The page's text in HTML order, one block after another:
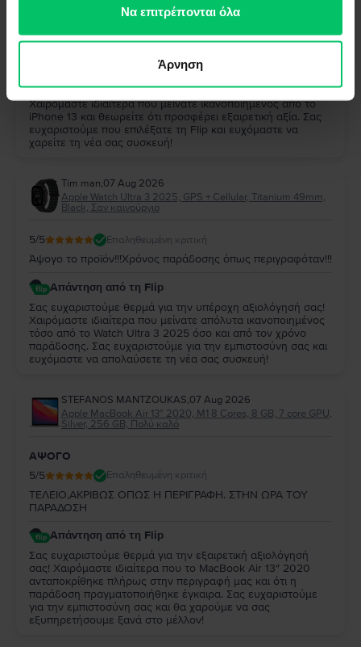
των υπηρεσιών τους.Να επιτρέπονται όλα
Άρνηση
Παρα πολυ καλο και αξιζει
Απάντηση από τη Flip
Σας ευχαριστούμε πολύ για την αξιολόγησή σας!
Χαιρόμαστε ιδιαίτερα που μείνατε ικανοποιημένος από το
iPhone 13 και θεωρείτε ότι προσφέρει εξαιρετική αξία. Σας
ευχαριστούμε που επιλέξατε τη Flip και ευχόμαστε να
χαρείτε τη νέα σας συσκευή!
Tim man,07 Aug 2026
Apple Watch Ultra 3 2025, GPS + Cellular, Titanium 49mm,
Black, Σαν καινούργιο
5/5 Επαληθευμένη κριτική
Άψογο το προϊόν!!!Χρόνος παράδοσης όπως περιγραφόταν!!!
Απάντηση από τη Flip
Σας ευχαριστούμε θερμά για την υπέροχη αξιολόγησή σας!
Χαιρόμαστε ιδιαίτερα που μείνατε απόλυτα ικανοποιημένος
τόσο από το Watch Ultra 3 2025 όσο και από τον χρόνο
παράδοσης. Σας ευχαριστούμε για την εμπιστοσύνη σας και
ευχόμαστε να απολαύσετε τη νέα σας συσκευή!
STEFANOS MANTZOUKAS,07 Aug 2026
Apple MacBook Air 13″ 2020, M1 8 Cores, 8 GB, 7 core GPU,
Silver, 256 GB, Πολύ καλό
ΑΨΟΓΟ
5/5 Επαληθευμένη κριτική
ΤΕΛΕΙΟ,ΑΚΡΙΒΩΣ ΟΠΩΣ Η ΠΕΡΙΓΡΑΦΗ. ΣΤΗΝ ΩΡΑ ΤΟΥ
ΠΑΡΑΔΟΣΗ
Απάντηση από τη Flip
Σας ευχαριστούμε θερμά για την εξαιρετική αξιολόγησή
σας! Χαιρόμαστε ιδιαίτερα που το MacBook Air 13″ 2020
ανταποκρίθηκε πλήρως στην περιγραφή μας και ότι η
παράδοση πραγματοποιήθηκε έγκαιρα. Σας ευχαριστούμε
για την εμπιστοσύνη σας και θα χαρούμε να σας
εξυπηρετήσουμε ξανά στο μέλλον!